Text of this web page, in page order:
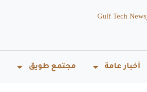
Gulf Tech News
أخبار عامة مجتمع طويق